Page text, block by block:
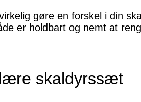
gøre en forskel i din
er holdbart og nemt at
skaldyrssæt